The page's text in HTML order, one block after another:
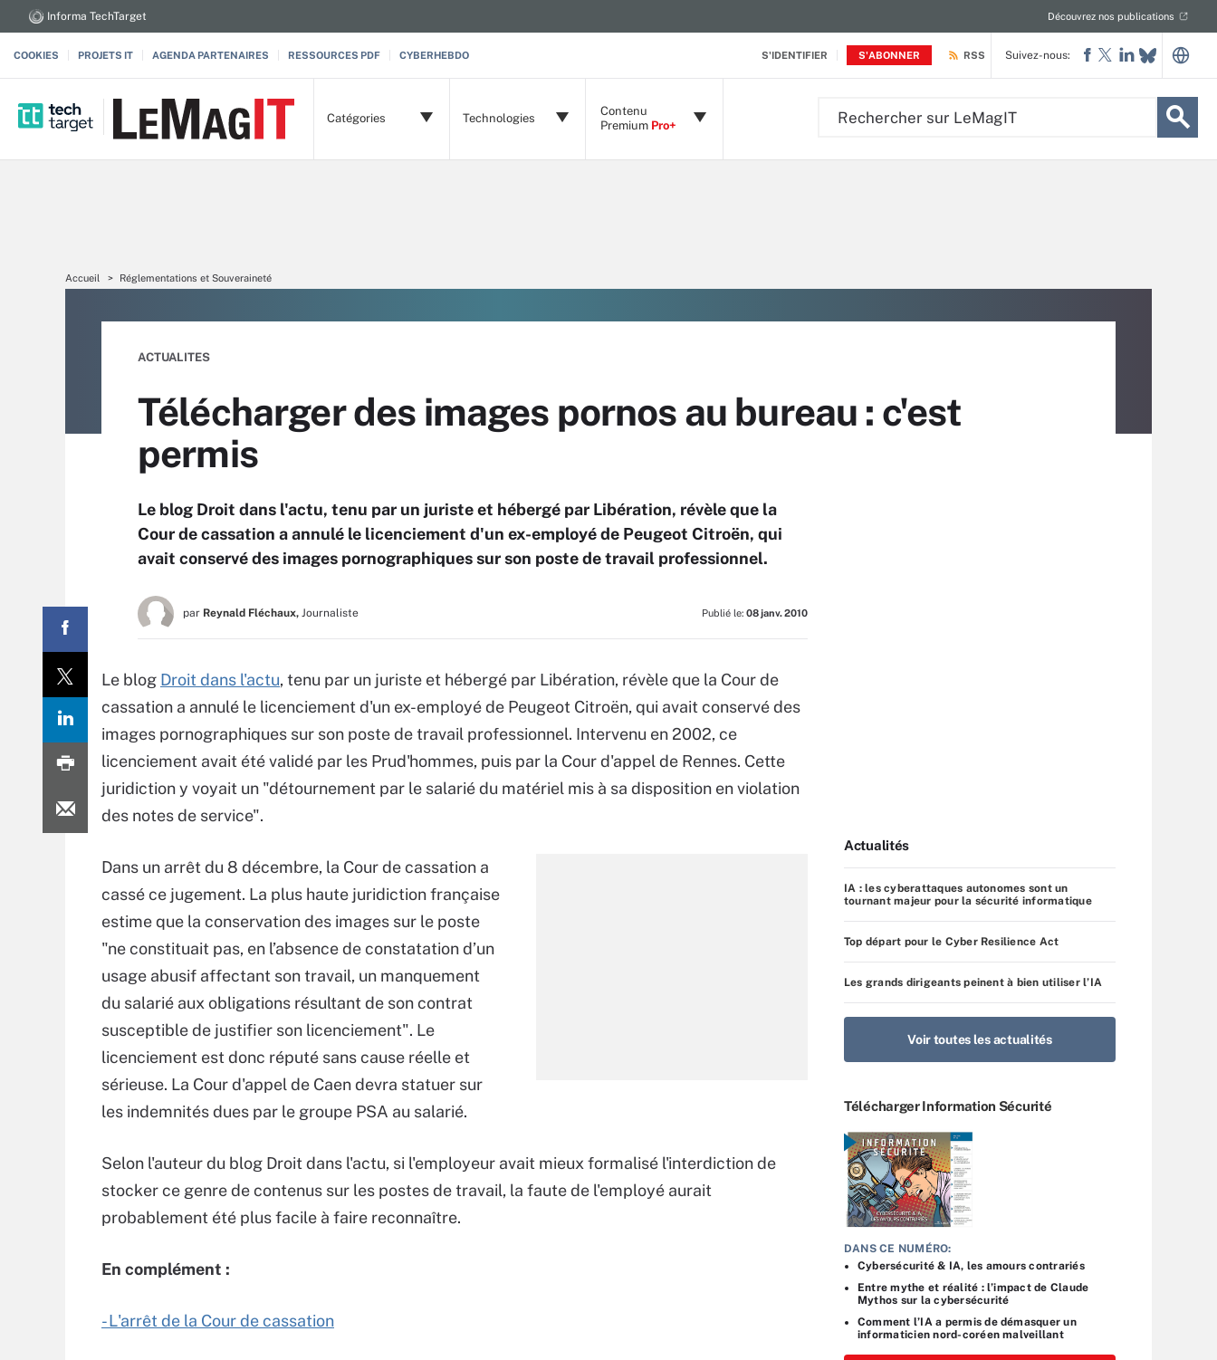
S'IDENTIFIER S'ABONNER
Informa TechTarget Découvrez nos publications
COOKIES PROJETS IT AGENDA PARTENAIRES RESSOURCES PDF CYBERHEBDO RSS
Catégories Technologies
Contenu
Premium Pro+
Suivez-nous:
Accueil Réglementations et Souveraineté
ACTUALITES
Télécharger des images pornos au bureau : c'est
permis
Le blog Droit dans l'actu, tenu par un juriste et hébergé par Libération, révèle que la
Cour de cassation a annulé le licenciement d'un ex-employé de Peugeot Citroën, qui
avait conservé des images pornographiques sur son poste de travail professionnel.
par Reynald Fléchaux, Journaliste Publié le: 08 janv. 2010
Le blog Droit dans l'actu, tenu par un juriste et hébergé par Libération, révèle que la Cour de
cassation a annulé le licenciement d'un ex-employé de Peugeot Citroën, qui avait conservé des
images pornographiques sur son poste de travail professionnel. Intervenu en 2002, ce
licenciement avait été validé par les Prud'hommes, puis par la Cour d'appel de Rennes. Cette
juridiction y voyait un "détournement par le salarié du matériel mis à sa disposition en violation
des notes de service".
Dans un arrêt du 8 décembre, la Cour de cassation a
cassé ce jugement. La plus haute juridiction française
estime que la conservation des images sur le poste
"ne constituait pas, en l’absence de constatation d’un
usage abusif affectant son travail, un manquement
du salarié aux obligations résultant de son contrat
susceptible de justifier son licenciement". Le
licenciement est donc réputé sans cause réelle et
sérieuse. La Cour d'appel de Caen devra statuer sur
les indemnités dues par le groupe PSA au salarié.
Selon l'auteur du blog Droit dans l'actu, si l'employeur avait mieux formalisé l'interdiction de
stocker ce genre de contenus sur les postes de travail, la faute de l'employé aurait
probablement été plus facile à faire reconnaître.
En complément :
- L'arrêt de la Cour de cassation
Actualités
IA : les cyberattaques autonomes sont un
tournant majeur pour la sécurité informatique
Top départ pour le Cyber Resilience Act
Les grands dirigeants peinent à bien utiliser l’IA
Voir toutes les actualités
Télécharger Information Sécurité
DANS CE NUMÉRO:
Cybersécurité & IA, les amours contrariés
Entre mythe et réalité : l’impact de Claude
Mythos sur la cybersécurité
Comment l’IA a permis de démasquer un
informaticien nord-coréen malveillant